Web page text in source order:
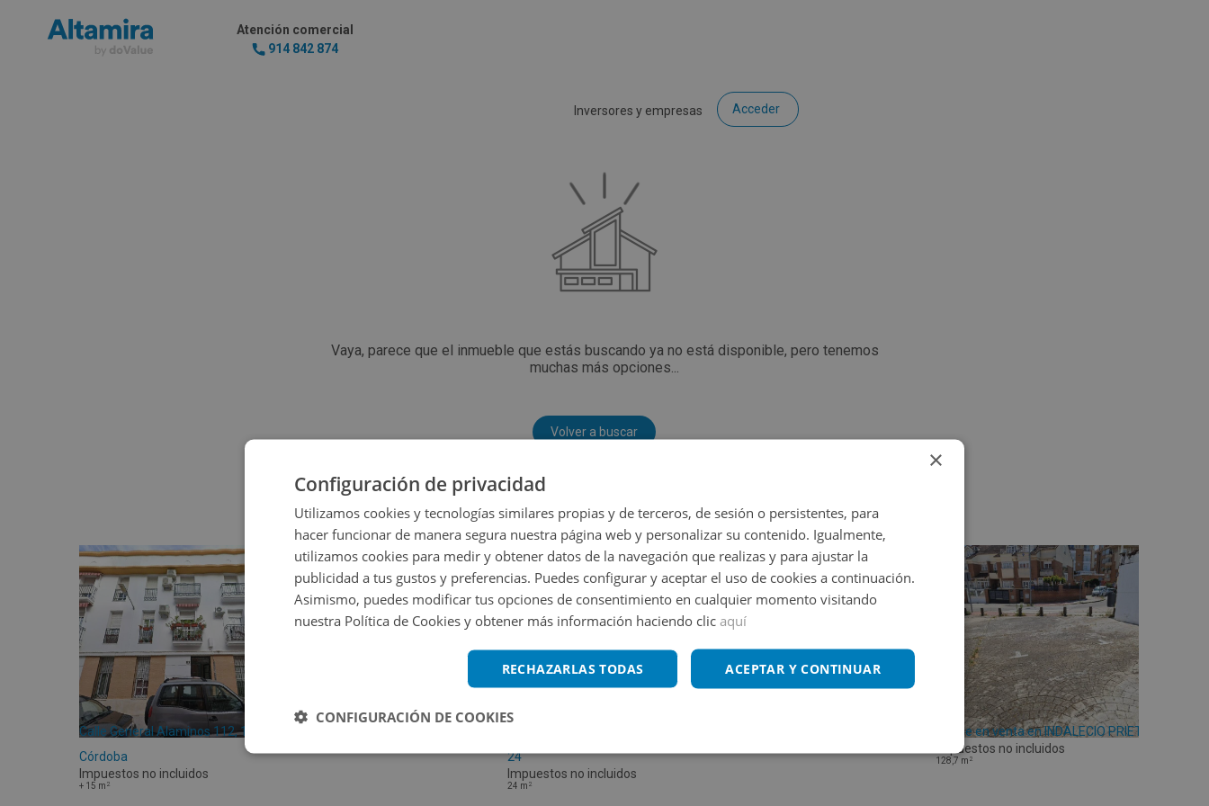
Atención comercial
914 842 874
Inversores y empresas Acceder
Vaya, parece que el inmueble que estás buscando ya no está disponible, pero tenemos
muchas más opciones...
Volver a buscar
Calle General Alaminos 112, 14900 Lucena -
Córdoba
Impuestos no incluidos
+ 15 m 2
24
Impuestos no incluidos
24 m 2
Garaje en venta en INDALECIO PRIETO 28
Impuestos no incluidos
128,7 m 2
×
Configuración de privacidad
Utilizamos cookies y tecnologías similares propias y de terceros, de sesión o persistentes, para
hacer funcionar de manera segura nuestra página web y personalizar su contenido. Igualmente,
utilizamos cookies para medir y obtener datos de la navegación que realizas y para ajustar la
publicidad a tus gustos y preferencias. Puedes configurar y aceptar el uso de cookies a continuación.
Asimismo, puedes modificar tus opciones de consentimiento en cualquier momento visitando
nuestra Política de Cookies y obtener más información haciendo clic aquí
ACEPTAR Y CONTINUAR
RECHAZARLAS TODAS
CONFIGURACIÓN DE COOKIES